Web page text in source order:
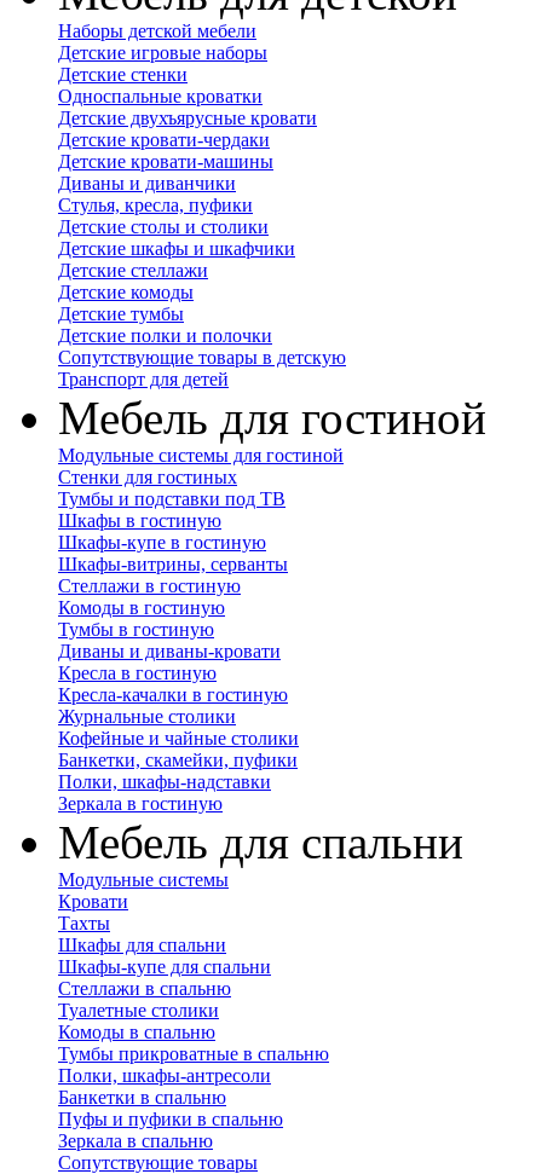
Наборы детской мебели
Детские игровые наборы
Детские стенки
Односпальные кроватки
Детские двухъярусные кровати
Детские кровати-чердаки
Детские кровати-машины
Диваны и диванчики
Стулья, кресла, пуфики
Детские столы и столики
Детские шкафы и шкафчики
Детские стеллажи
Детские комоды
Детские тумбы
Детские полки и полочки
Сопутствующие товары в детскую
Транспорт для детей
Мебель для гостиной
Модульные системы для гостиной
Стенки для гостиных
Тумбы и подставки под ТВ
Шкафы в гостиную
Шкафы-купе в гостиную
Шкафы-витрины, серванты
Стеллажи в гостиную
Комоды в гостиную
Тумбы в гостиную
Диваны и диваны-кровати
Кресла в гостиную
Кресла-качалки в гостиную
Журнальные столики
Кофейные и чайные столики
Банкетки, скамейки, пуфики
Полки, шкафы-надставки
Зеркала в гостиную
Мебель для спальни
Модульные системы
Кровати
Тахты
Шкафы для спальни
Шкафы-купе для спальни
Стеллажи в спальню
Туалетные столики
Комоды в спальню
Тумбы прикроватные в спальню
Полки, шкафы-антресоли
Банкетки в спальню
Пуфы и пуфики в спальню
Зеркала в спальню
Сопутствующие товары